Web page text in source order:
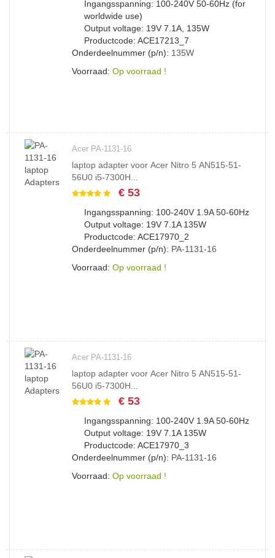
Ingangsspanning: 100-240V 50-60Hz (for
worldwide use)
Output voltage: 19V 7.1A, 135W
Productcode: ACE17213_7
Onderdeelnummer (p/n): 135W
Voorraad: Op voorraad !
Acer PA-1131-16
laptop adapter voor Acer Nitro 5 AN515-51-
56U0 i5-7300H...
€ 53
Ingangsspanning: 100-240V 1.9A 50-60Hz
Output voltage: 19V 7.1A 135W
Productcode: ACE17970_2
Onderdeelnummer (p/n): PA-1131-16
Voorraad: Op voorraad !
Acer PA-1131-16
laptop adapter voor Acer Nitro 5 AN515-51-
56U0 i5-7300H...
€ 53
Ingangsspanning: 100-240V 1.9A 50-60Hz
Output voltage: 19V 7.1A 135W
Productcode: ACE17970_3
Onderdeelnummer (p/n): PA-1131-16
Voorraad: Op voorraad !